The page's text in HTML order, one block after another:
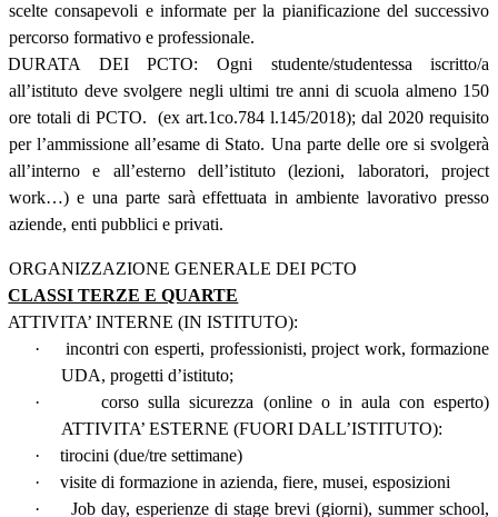
scelte consapevoli e informate per la pianificazione del successivo
percorso formativo e professionale.
DURATA DEI PCTO: Ogni studente/studentessa iscritto/a
all’istituto deve svolgere negli ultimi tre anni di scuola almeno 150
ore totali di PCTO.
(ex art.1co.784 l.145/2018); dal 2020 requisito
per l’ammissione all’esame di Stato. Una parte delle ore si svolgerà
all’interno e all’esterno dell’istituto (lezioni, laboratori, project
work…) e una parte sarà effettuata in ambiente lavorativo presso
aziende, enti pubblici e privati.
ORGANIZZAZIONE GENERALE DEI PCTO
CLASSI TERZE E QUARTE
ATTIVITA’ INTERNE (IN ISTITUTO):
·
incontri con esperti, professionisti, project work, formazione
UDA, progetti d’istituto;
·
corso sulla sicurezza (online o in aula con esperto)
ATTIVITA’ ESTERNE (FUORI DALL’ISTITUTO):
·
tirocini (due/tre settimane)
·
visite di formazione in azienda, fiere, musei, esposizioni
·
Job day, esperienze di stage brevi (giorni), summer school,